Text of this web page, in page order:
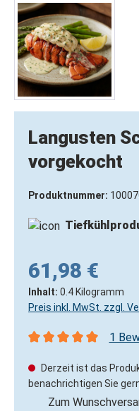
Langusten
vorgekocht
Produktnummer:
61,98 €
Inhalt: 0.4 Kilogramm
Preis inkl. MwSt. zzgl.
1
Derzeit ist das
benachrichtigen Sie gern
Zum